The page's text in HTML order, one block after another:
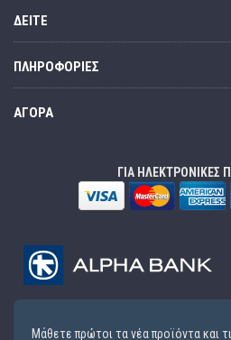
ΔΕΊΤΕ
ΠΛΗΡΟΦΟΡΊΕΣ
ΑΓΟΡΆ
ΓΙΑ ΗΛΕΚΤΡΟΝΙΚΕΣ
Μάθετε πρώτοι τα νέα προϊόντα και